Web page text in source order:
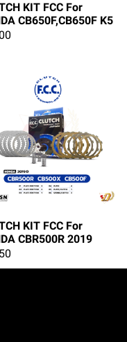
KIT FCC For
CB650F,CB650F K5
KIT FCC For
CBR500R 2019